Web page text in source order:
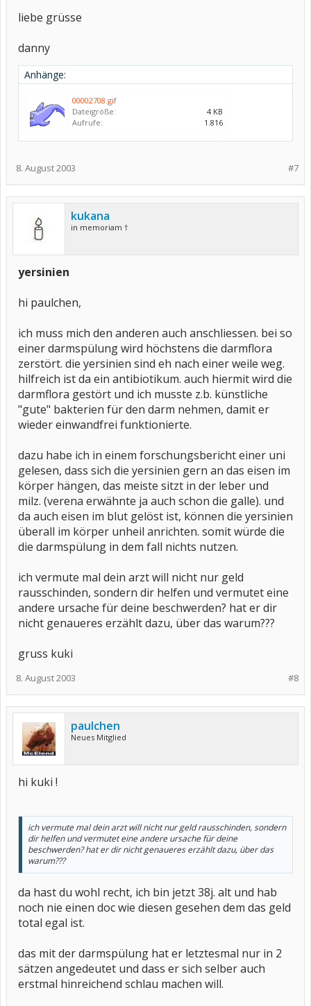
liebe grüsse
danny
Anhänge:
00002708.gif
Dateigröße:
4 KB
Aufrufe:
1.816
#7
8. August 2003
kukana
in memoriam †
yersinien
hi paulchen,
ich muss mich den anderen auch anschliessen. bei so
einer darmspülung wird höchstens die darmflora
zerstört. die yersinien sind eh nach einer weile weg.
hilfreich ist da ein antibiotikum. auch hiermit wird die
darmflora gestört und ich musste z.b. künstliche
"gute" bakterien für den darm nehmen, damit er
wieder einwandfrei funktionierte.
dazu habe ich in einem forschungsbericht einer uni
gelesen, dass sich die yersinien gern an das eisen im
körper hängen, das meiste sitzt in der leber und
milz. (verena erwähnte ja auch schon die galle). und
da auch eisen im blut gelöst ist, können die yersinien
überall im körper unheil anrichten. somit würde die
die darmspülung in dem fall nichts nutzen.
ich vermute mal dein arzt will nicht nur geld
rausschinden, sondern dir helfen und vermutet eine
andere ursache für deine beschwerden? hat er dir
nicht genaueres erzählt dazu, über das warum???
gruss kuki
#8
8. August 2003
paulchen
Neues Mitglied
hi kuki !
ich vermute mal dein arzt will nicht nur geld rausschinden, sondern
dir helfen und vermutet eine andere ursache für deine
beschwerden? hat er dir nicht genaueres erzählt dazu, über das
warum???
da hast du wohl recht, ich bin jetzt 38j. alt und hab
noch nie einen doc wie diesen gesehen dem das geld
total egal ist.
das mit der darmspülung hat er letztesmal nur in 2
sätzen angedeutet und dass er sich selber auch
erstmal hinreichend schlau machen will.